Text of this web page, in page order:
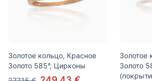
Золотое кольцо, Красное
Золото 585°, Цирконы
Золотое
Золото